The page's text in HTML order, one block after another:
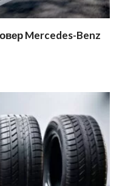
Mercedes-Benz